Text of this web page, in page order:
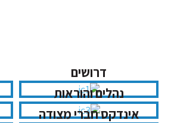
דרושים
נהלים והוראות
אינדקס חברי מצודה